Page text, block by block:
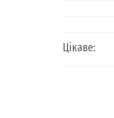
Цікаве: